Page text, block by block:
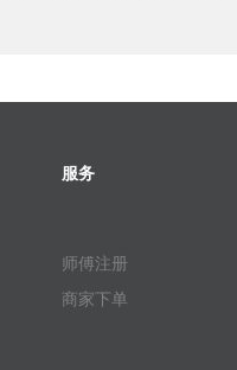
服务
师傅注册
商家下单